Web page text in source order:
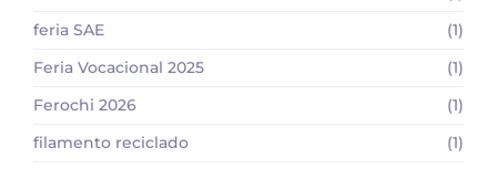
feria SAE
(1)
Feria Vocacional 2025
(1)
Ferochi 2026
(1)
filamento reciclado
(1)